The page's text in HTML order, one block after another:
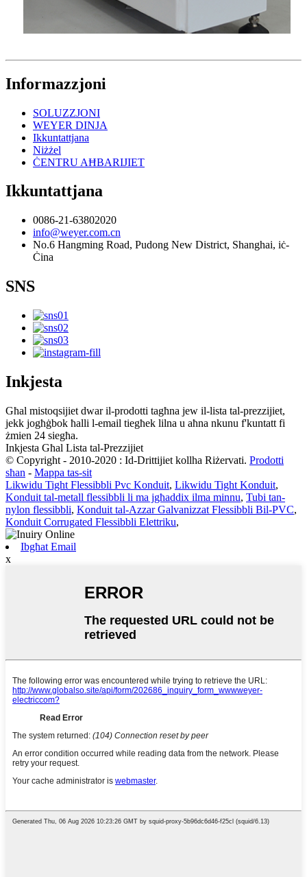
Informazzjoni
SOLUZZJONI
WEYER DINJA
Ikkuntattjana
Niżżel
ĊENTRU AĦBARIJIET
Ikkuntattjana
0086-21-63802020
info@weyer.com.cn
No.6 Hangming Road, Pudong New District, Shanghai, iċ-
Ċina
SNS
Inkjesta
Għal mistoqsijiet dwar il-prodotti tagħna jew il-lista tal-prezzijiet,
jekk jogħġbok ħalli l-email tiegħek lilna u aħna nkunu f'kuntatt fi
żmien 24 siegħa.
Inkjesta Għal Lista tal-Prezzijiet
© Copyright - 2010-2020 : Id-Drittijiet kollha Riżervati. Prodotti
sħan - Mappa tas-sit
Likwidu Tight Flessibbli Pvc Konduit, Likwidu Tight Konduit,
Konduit tal-metall flessibbli li ma jgħaddix ilma minnu, Tubi tan-
nylon flessibbli, Konduit tal-Azzar Galvanizzat Flessibbli Bil-PVC,
Konduit Corrugated Flessibbli Elettriku,
Ibgħat Email
x